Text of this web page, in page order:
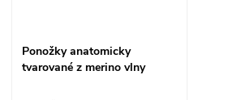
Ponožky anatomicky
tvarované z merino vlny